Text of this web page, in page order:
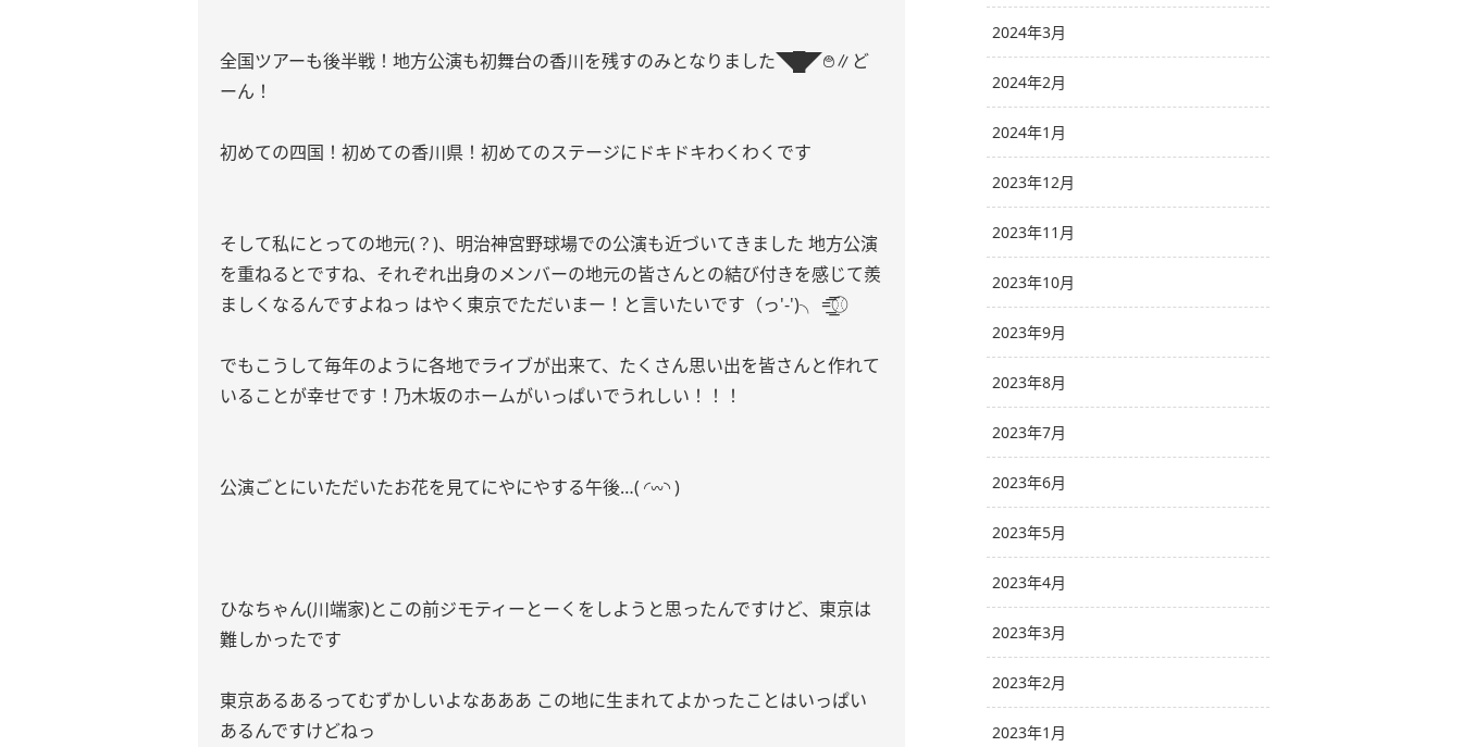
全国ツアーも後半戦！地方公演も初舞台の香川を残すのみとなりました◥█̆̈◤࿉∥ど
ーん！
初めての四国！初めての香川県！初めてのステージにドキドキわくわくです
そして私にとっての地元(？)、明治神宮野球場での公演も近づいてきました 地方公演
を重ねるとですね、それぞれ出身のメンバーの地元の皆さんとの結び付きを感じて羨
ましくなるんですよねっ はやく東京でただいまー！と言いたいです（っ'-')╮ =͟͟͞͞⚾️
でもこうして毎年のように各地でライブが出来て、たくさん思い出を皆さんと作れて
いることが幸せです！乃木坂のホームがいっぱいでうれしい！！！
公演ごとにいただいたお花を見てにやにやする午後…( ◜︎︎𖥦◝ )
ひなちゃん(川端家)とこの前ジモティーとーくをしようと思ったんですけど、東京は
難しかったです
東京あるあるってむずかしいよなあああ この地に生まれてよかったことはいっぱい
あるんですけどねっ
2024年3月
2024年2月
2024年1月
2023年12月
2023年11月
2023年10月
2023年9月
2023年8月
2023年7月
2023年6月
2023年5月
2023年4月
2023年3月
2023年2月
2023年1月